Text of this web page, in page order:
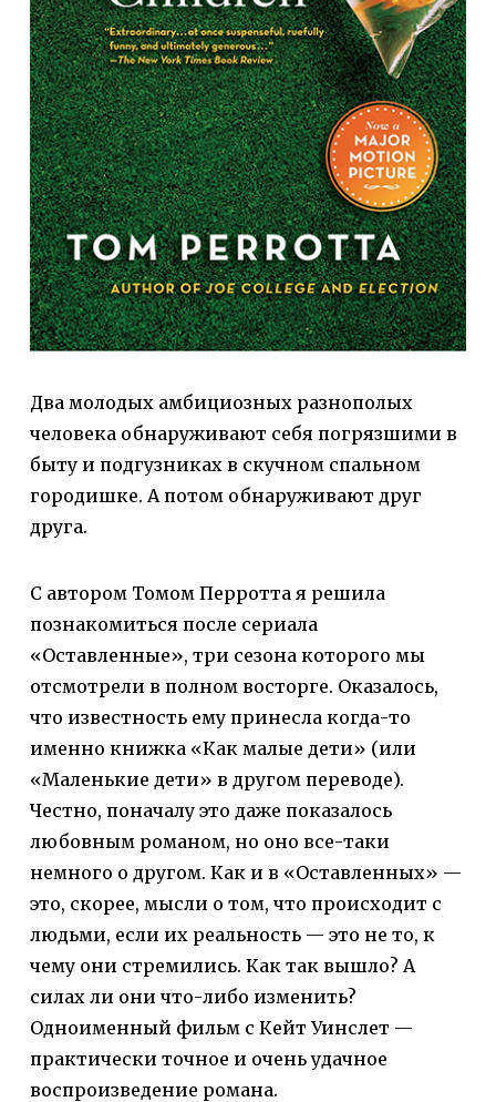
Два молодых амбициозных разнополых
человека обнаруживают себя погрязшими в
быту и подгузниках в скучном спальном
городишке. А потом обнаруживают друг
друга.
С автором Томом Перротта я решила
познакомиться после сериала
«Оставленные», три сезона которого мы
отсмотрели в полном восторге. Оказалось,
что известность ему принесла когда-то
именно книжка «Как малые дети» (или
«Маленькие дети» в другом переводе).
Честно, поначалу это даже показалось
любовным романом, но оно все-таки
немного о другом. Как и в «Оставленных» —
это, скорее, мысли о том, что происходит с
людьми, если их реальность — это не то, к
чему они стремились. Как так вышло? А
силах ли они что-либо изменить?
Одноименный фильм с Кейт Уинслет —
практически точное и очень удачное
воспроизведение романа.